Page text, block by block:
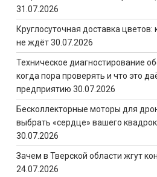
31.07.2026
Круглосуточная доставка цветов:
не ждёт 30.07.2026
Техническое диагностирование
когда пора проверять и что это
предприятию 30.07.2026
Бесколлекторные моторы для
выбрать «сердце» вашего
30.07.2026
Зачем в Тверской области жгут
24.07.2026